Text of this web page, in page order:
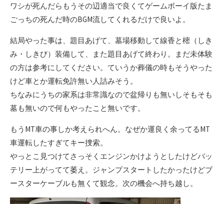
ワシが死んだらもうその辺適当で良くてゲームボーイ版たま
ごっちの死んだ時のBGM流してくれるだけで良いよ。
結局やった事は、題目あげて、墓場移動して線香と樒（しき
み・しきび）装備して、また題目あげて終わり。まだ未体験
の方は参考にしてください。ていうか葬儀の時もそうやった
けど車とか運転免許無い人詰みそう。
ちなみにうちの家系は非常識なので盆帰りも無いしそもそも
墓も無いので何もやったこと無いです。
もうMT車の事しか考えられへん。なぜか運良く余ってるMT
車運転したすぎてキー捜索。
やっとこ見つけてさっそくエンジンかけようとしたけどバッ
テリー上がってて萎え。ジャンプスタートしたかったけどブ
ースターケーブルも無くて観念。次の機会へ持ち越し。